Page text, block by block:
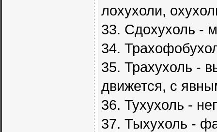
лохухоли,
33. Сдохухоль -
34.
35. Трахухоль -
движется, с
36. Тухухоль -
37. Тыхухоль -